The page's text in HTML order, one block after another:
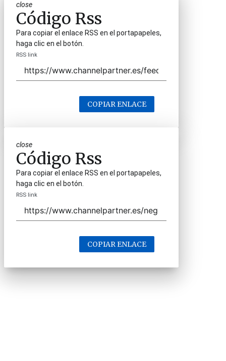
close
Código Rss
Para copiar el enlace RSS en el portapapeles,
haga clic en el botón.
RSS link
COPIAR ENLACE
close
Código Rss
Para copiar el enlace RSS en el portapapeles,
haga clic en el botón.
RSS link
COPIAR ENLACE